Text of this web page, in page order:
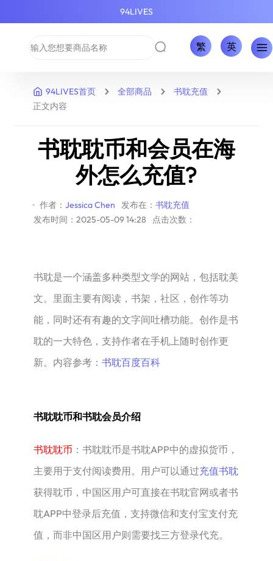
94LIVES
繁 英
94LIVES首页 全部商品
书耽充值
正文内容
书耽耽币和会员在海
外怎么充值?
作者： Jessica Chen 发布在： 书耽充值
发布时间：2025-05-09 14:28
点击次数：
书耽‌是一个涵盖多种类型文学的网站，包括耽美
文。里面主要有阅读，书架，社区，创作等功
能，同时还有有趣的文字间吐槽功能。创作是书
耽的一大特色，支持作者在手机上随时创作更
新。内容参考： 书耽百度百科
书耽耽币和书耽会员介绍
书耽耽币 ：书耽耽币‌是书耽APP中的虚拟货币，
主要用于支付阅读费用。‌用户可以通过充值书耽
获得耽币，中国区用户可直接在书耽官网或者书
耽APP中登录后充值，支持微信和支付宝支付充
值，而非中国区用户则需要找三方登录代充。